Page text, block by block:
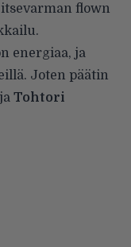
flown
energiaa, ja
Joten päätin
Tohtori